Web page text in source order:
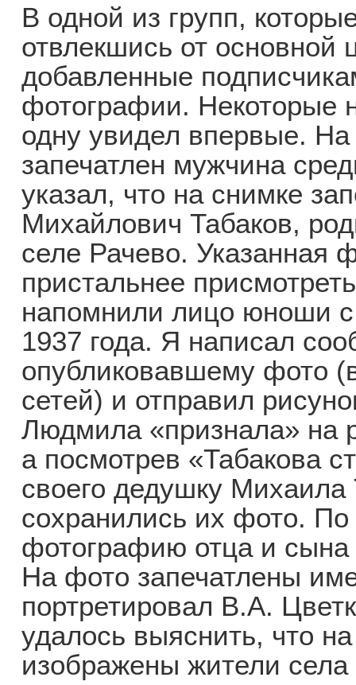
В одной из групп,
отвлекшись от основной
добавленные
фотографии. Некоторые
одну увидел впервые.
запечатлен мужчина
указал, что на снимке
Михайлович Табаков,
селе Рачево. Указанная
пристальнее
напомнили лицо юноши
1937 года. Я написал
опубликовавшему фото
сетей) и отправил
Людмила «признала» на
а посмотрев «Табакова
своего дедушку
сохранились их фото.
фотографию отца и сына
На фото запечатлены
портретировал В.А.
удалось выяснить, что
изображены жители села